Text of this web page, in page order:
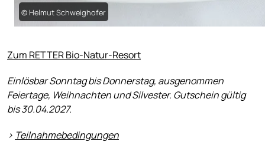
© Helmut Schweighofer
Zum RETTER Bio-Natur-Resort
Einlösbar Sonntag bis Donnerstag, ausgenommen
Feiertage, Weihnachten und Silvester. Gutschein gültig
bis 30.04.2027.
> Teilnahmebedingungen